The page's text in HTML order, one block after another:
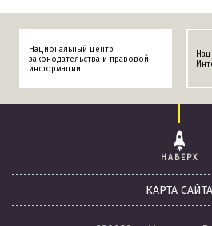
Национальный центр
законодательства и правовой
информации
НАВЕРХ
КАРТА САЙТА